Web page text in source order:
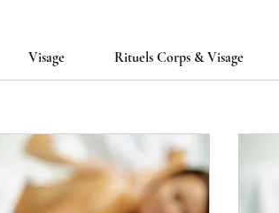
Visage Rituels Corps & Visage